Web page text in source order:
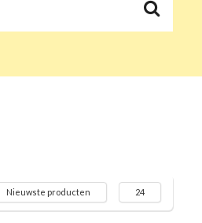
Nieuwste producten 24